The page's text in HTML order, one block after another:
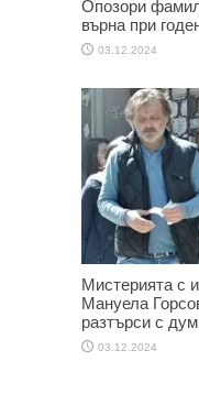
Опозори
върна при
03.12.2024
Мистерията с
Мануела
разтърси с
03.12.2024